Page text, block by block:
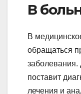
В
В
обращаться
заболевания.
поставит
лечения и